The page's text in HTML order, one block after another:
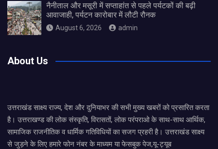
नैनीताल और मसूरी में सप्ताहांत से पहले पर्यटकों की बढ़ी
आवाजाही, पर्यटन कारोबार में लौटी रौनक
August 6, 2026 admin
About Us
उत्तराखंड साक्ष्य राज्य, देश और दुनियाभर की सभी मुख्य खबरों को प्रसारित करता
है। उत्तराखण्ड की लोक संस्कृति, विरासतों, लोक परंपराओ के साथ-साथ आर्थिक,
सामाजिक राजनीतिक व धार्मिक गतिविधियों का सजग प्रहरी है। उत्तराखंड साक्ष्य
से जुड़ने के लिए हमारे फोन नंबर के माध्यम या फेसबुक पेज,यू-ट्यूब